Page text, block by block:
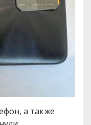
а также